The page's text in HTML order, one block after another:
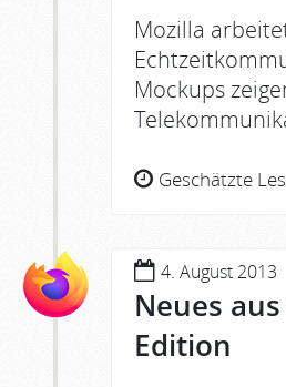
Mozilla
Mockups
Geschätzte
4. August 2013
Neues
Edition